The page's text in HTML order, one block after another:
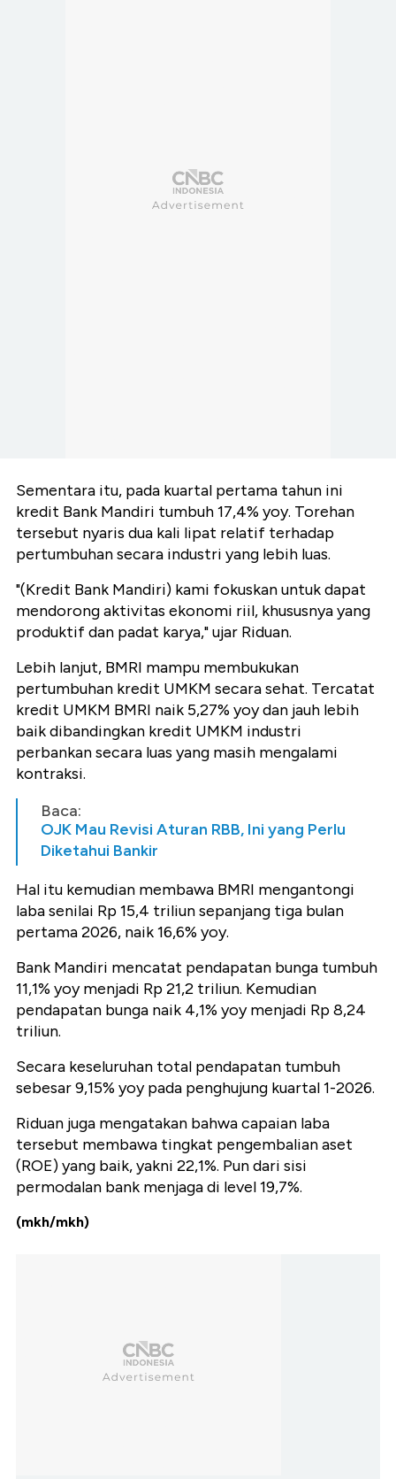
Sementara itu, pada kuartal pertama tahun ini
kredit Bank Mandiri tumbuh 17,4% yoy. Torehan
tersebut nyaris dua kali lipat relatif terhadap
pertumbuhan secara industri yang lebih luas.
"(Kredit Bank Mandiri) kami fokuskan untuk dapat
mendorong aktivitas ekonomi riil, khususnya yang
produktif dan padat karya," ujar Riduan.
Lebih lanjut, BMRI mampu membukukan
pertumbuhan kredit UMKM secara sehat. Tercatat
kredit UMKM BMRI naik 5,27% yoy dan jauh lebih
baik dibandingkan kredit UMKM industri
perbankan secara luas yang masih mengalami
kontraksi.
Baca:
OJK Mau Revisi Aturan RBB, Ini yang Perlu
Diketahui Bankir
Hal itu kemudian membawa BMRI mengantongi
laba senilai Rp 15,4 triliun sepanjang tiga bulan
pertama 2026, naik 16,6% yoy.
Bank Mandiri mencatat pendapatan bunga tumbuh
11,1% yoy menjadi Rp 21,2 triliun. Kemudian
pendapatan bunga naik 4,1% yoy menjadi Rp 8,24
triliun.
Secara keseluruhan total pendapatan tumbuh
sebesar 9,15% yoy pada penghujung kuartal 1-2026.
Riduan juga mengatakan bahwa capaian laba
tersebut membawa tingkat pengembalian aset
(ROE) yang baik, yakni 22,1%. Pun dari sisi
permodalan bank menjaga di level 19,7%.
(mkh/mkh)